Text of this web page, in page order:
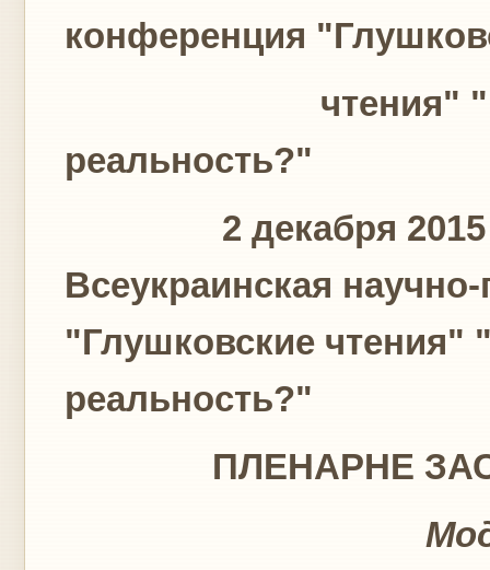
конференция
чтения"
реальность?"
2 декабря 2015 г.
Всеукраинская
"Глушковские
реальность?"
ПЛЕНАРНЕ